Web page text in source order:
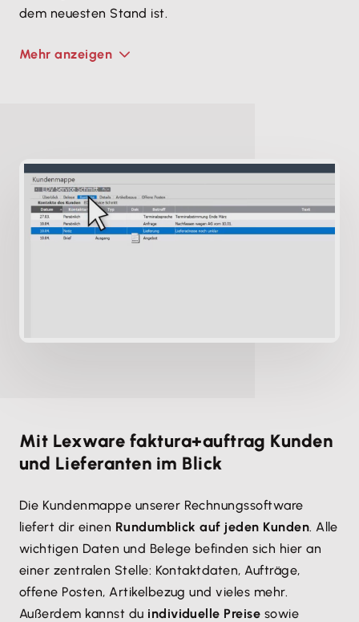
dem neuesten Stand ist.
Mehr anzeigen
Mit Lexware faktura+auftrag Kunden
und Lieferanten im Blick
Die Kundenmappe unserer Rechnungssoftware
liefert dir einen Rundumblick auf jeden Kunden. Alle
wichtigen Daten und Belege befinden sich hier an
einer zentralen Stelle: Kontaktdaten, Aufträge,
offene Posten, Artikelbezug und vieles mehr.
Außerdem kannst du individuelle Preise sowie